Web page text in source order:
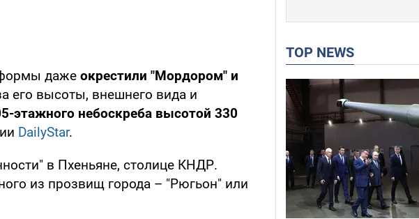
формы даже окрестили "Мордором" и
его высоты, внешнего вида и
этажного небоскреба высотой 330
DailyStar.
в Пхеньяне, столице КНДР.
из прозвищ города – "Рюгьон" или
TOP NEWS